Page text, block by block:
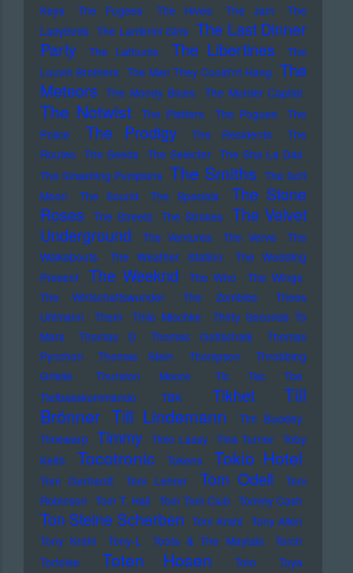
Keys
The Fugees The Hives The Jam
The
Ladybirds The Lambrini Girls The Last Dinner
Party
The Lathums The Libertines
The
Louvin Brothers The Man They Could'nt Hang The
Meteors The Moody Blues The Murder Capital
The Notwist The Platters The Pogues
The
Police
The Prodigy The Residents
The
Routes The Seeds The Selecter The Sha La Das
The Smashing Pumpkins The Smiths The Soft
Moon
The Sound The Specials
The Stone
Roses
The Streets The Strokes
The Velvet
Underground
The Ventures The Verve
The
Walkabouts
The Weather Station
The Wedding
Present
The Weeknd The Who
The Wings
The Wirtschaftswunder
The Zombies
Thees
Uhlmann
Them Thilo Mischke
Thirty Seconds To
Mars
Thomas D Thomas Gottschalk
Thomas
Pynchon
Thomas Stein Thompson
Throbbing
Gristle
Thurston Moore
Tic Tac Toe
Tiefbasskommando TBK
Tikhet
Till
Brönner Till Lindemann
Tim Buckley
Timewarp Timmy Timo Lassy Tina Turner Toby
Keith
Tocotronic Tokens Tokio Hotel
Tom Gerhardt Tom Lehrer Tom Odell
Tom
Robinson Tom T. Hall Tom Tom Club Tommy Cash
Ton Steine Scherben Toni Krahl Tony Allen
Tony Krahl
Tony-L Toots & The Maytals
Torch
Tortoise
Toten Hosen Toto
Toya